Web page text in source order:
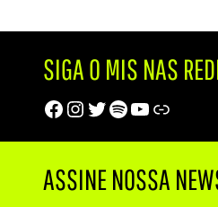
SIGA O MIS NAS
Facebook
Instagram
Twitter
Spotify
Youtube
Trip Advisor
ASSINE NOSSA